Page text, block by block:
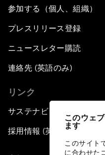
このウェ
ます
このサイト
に合わせた
参加する（個人、組織）
プレスリリース登録
ニュースレター購読
連絡先 (英語のみ)
リンク
サステナビリティへの取り
採用情報 (英語のみ)